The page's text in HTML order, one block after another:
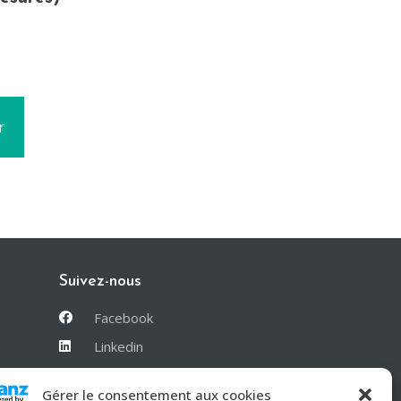
Gérer le consentement aux cookies
Suivez-nous
Facebook
Linkedin